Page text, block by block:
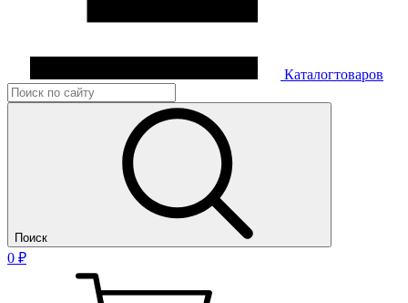
Каталогтоваров
Поиск
0 ₽